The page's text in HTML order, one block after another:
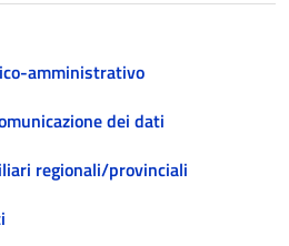
amministrativo
dei dati
regionali/provinciali